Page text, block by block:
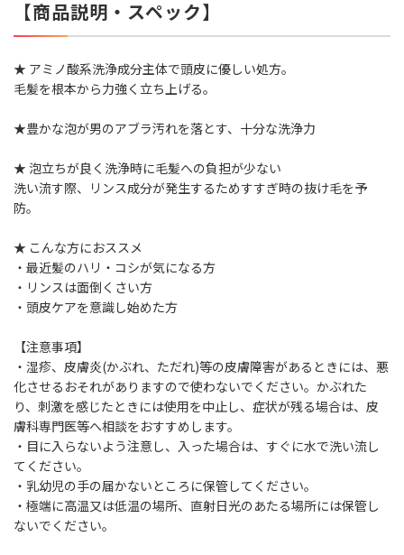
【商品説明・スペック】
★ アミノ酸系洗浄成分主体で頭皮に優しい処方。
毛髪を根本から力強く立ち上げる。
★豊かな泡が男のアブラ汚れを落とす、十分な洗浄力
★ 泡立ちが良く洗浄時に毛髪への負担が少ない
洗い流す際、リンス成分が発生するためすすぎ時の抜け毛を予
防。
★ こんな方におススメ
・最近髪のハリ・コシが気になる方
・リンスは面倒くさい方
・頭皮ケアを意識し始めた方
【注意事項】
・湿疹、皮膚炎(かぶれ、ただれ)等の皮膚障害があるときには、悪
化させるおそれがありますので使わないでください。かぶれた
り、刺激を感じたときには使用を中止し、症状が残る場合は、皮
膚科専門医等へ相談をおすすめします。
・目に入らないよう注意し、入った場合は、すぐに水で洗い流し
てください。
・乳幼児の手の届かないところに保管してください。
・極端に高温又は低温の場所、直射日光のあたる場所には保管し
ないでください。